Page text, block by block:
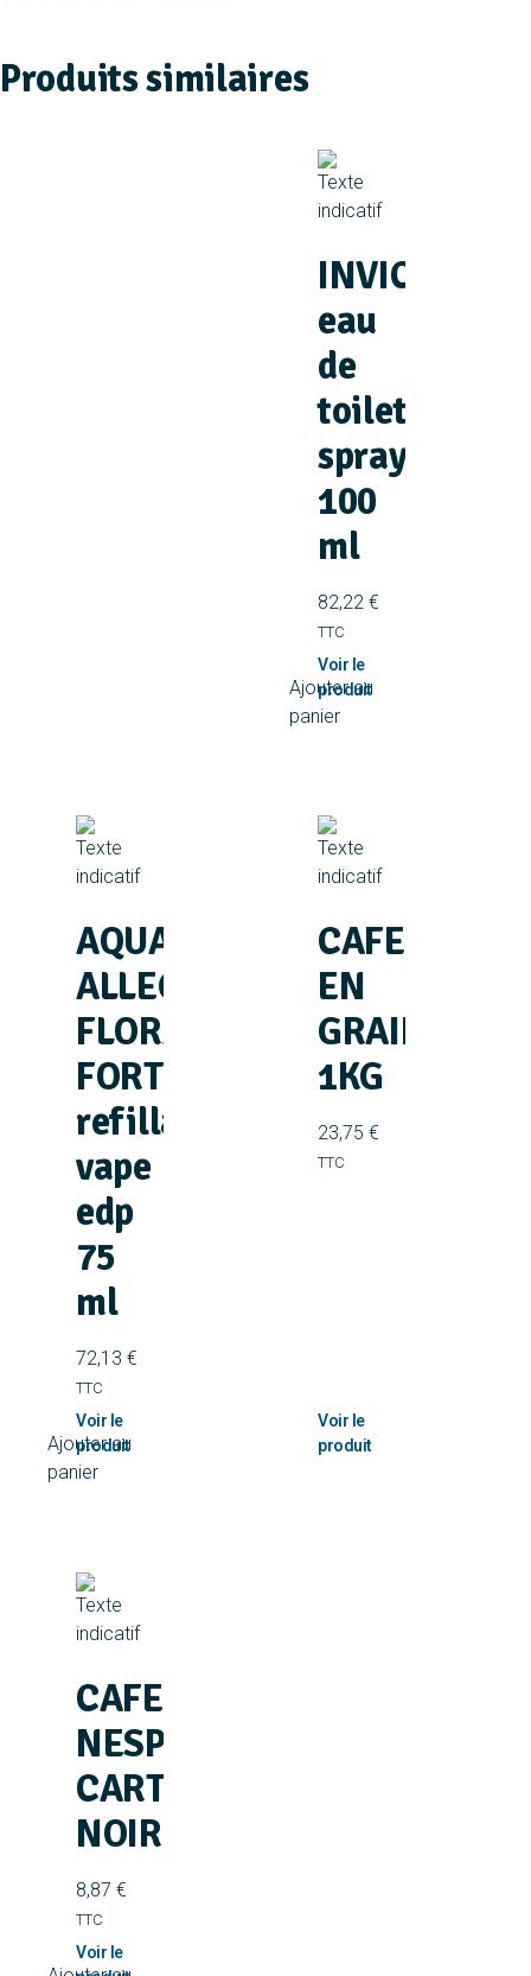
Produits similaires
INVICTUS
eau
de
toilette
spray
100
ml
82,22 €
TTC
Ajouter au
panier
AQUA
ALLEGORIA
FLORABLOOM
FORTE
refillable
vape
edp
75
ml
72,13 €
TTC
Ajouter au
panier
CAFE
EN
GRAINS
1KG
23,75 €
TTC
CAFE
NESPRESSO
CARTE
NOIR
8,87 €
TTC